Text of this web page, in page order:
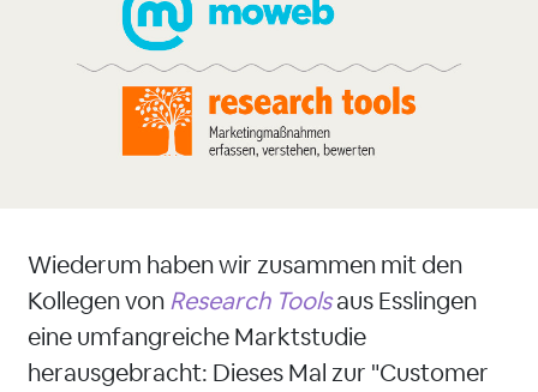
Wiederum haben wir zusammen mit den
Kollegen vonResearch Toolsaus Esslingen
eine umfangreiche Marktstudie
herausgebracht: Dieses Mal zur "Customer